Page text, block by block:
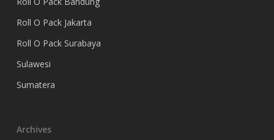
Roll O Pack Jakarta
Roll O Pack Surabaya
Sulawesi
Sumatera
Archives